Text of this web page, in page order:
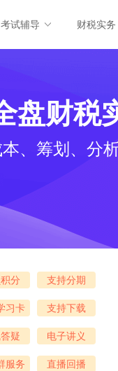
考试辅导 财税实务
盘财税
、筹划、分
分 支持分期
习卡 支持下载
疑 电子讲义
服务 直播回播